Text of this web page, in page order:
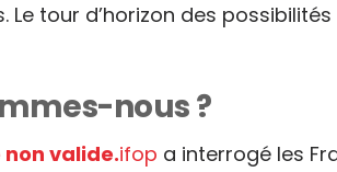
tour d’horizon des
nous ?
valide.ifop a interrogé les